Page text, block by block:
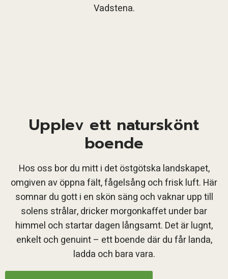
Vadstena.
Upplev ett naturskönt
boende
Hos oss bor du mitt i det östgötska landskapet,
omgiven av öppna fält, fågelsång och frisk luft. Här
somnar du gott i en skön säng och vaknar upp till
solens strålar, dricker morgonkaffet under bar
himmel och startar dagen långsamt. Det är lugnt,
enkelt och genuint – ett boende där du får landa,
ladda och bara vara.